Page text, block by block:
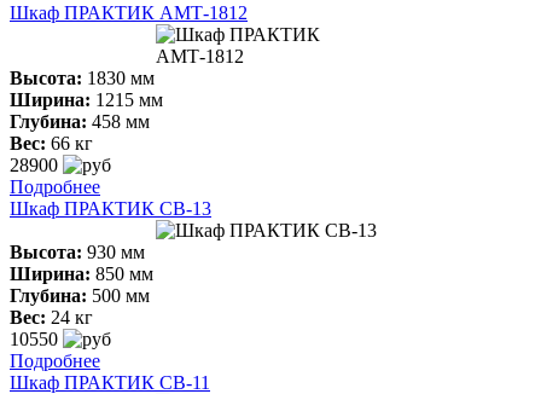
Шкаф ПРАКТИК АМТ-1812
Высота: 1830 мм
Ширина: 1215 мм
Глубина: 458 мм
Вес: 66 кг
28900
Подробнее
Шкаф ПРАКТИК СВ-13
Высота: 930 мм
Ширина: 850 мм
Глубина: 500 мм
Вес: 24 кг
10550
Подробнее
Шкаф ПРАКТИК СВ-11